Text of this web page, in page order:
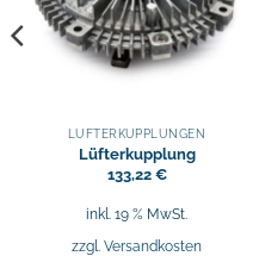
LÜFTERKUPPLUNGEN
Lüfterkupplung
133,22 €
inkl. 19 % MwSt.
zzgl. Versandkosten